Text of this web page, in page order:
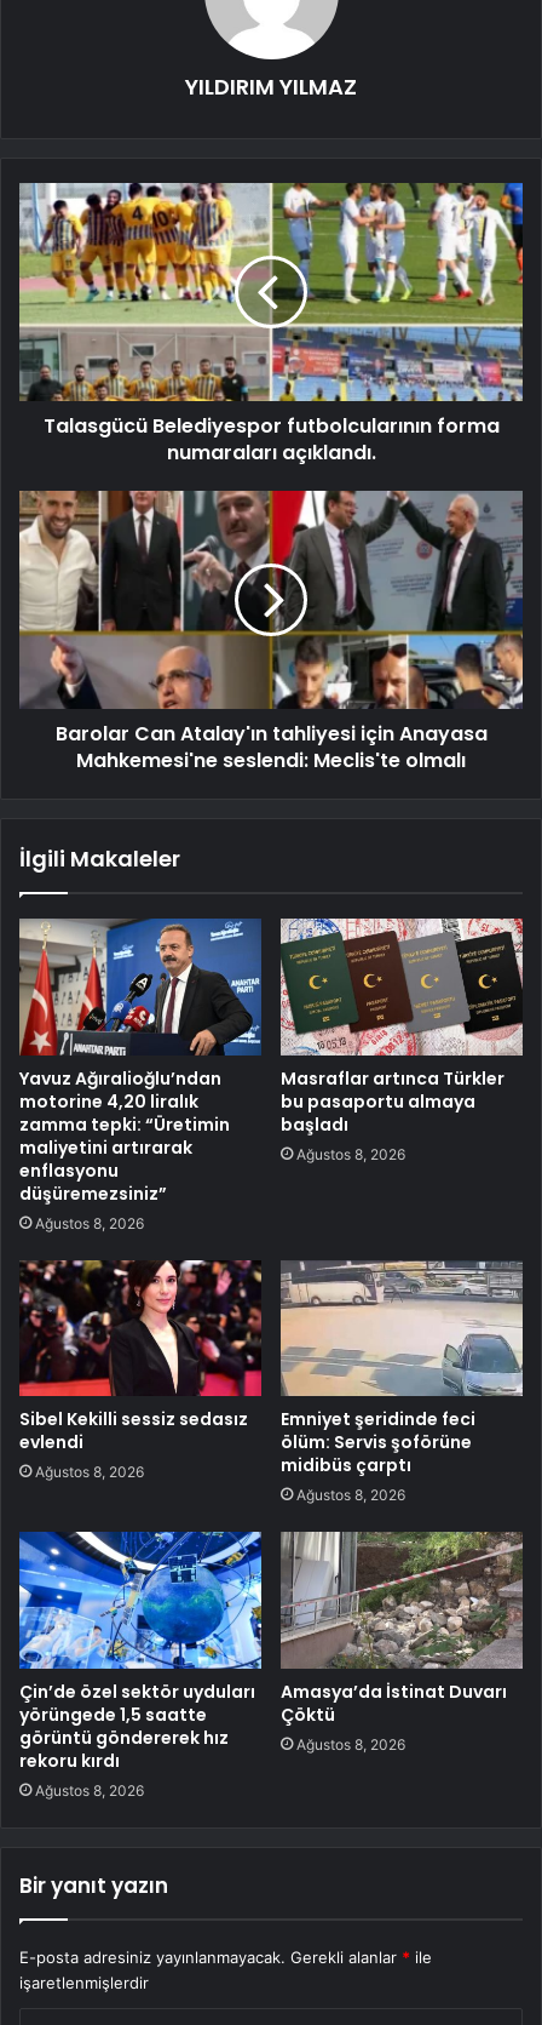
YILDIRIM YILMAZ
Talasgücü Belediyespor futbolcularının forma
numaraları açıklandı.
Barolar Can Atalay'ın tahliyesi için Anayasa
Mahkemesi'ne seslendi: Meclis'te olmalı
İlgili Makaleler
Yavuz Ağıralioğlu’ndan
motorine 4,20 liralık
zamma tepki: “Üretimin
maliyetini artırarak
enflasyonu
düşüremezsiniz”
Ağustos 8, 2026
Masraflar artınca Türkler
bu pasaportu almaya
başladı
Ağustos 8, 2026
Sibel Kekilli sessiz sedasız
evlendi
Ağustos 8, 2026
Emniyet şeridinde feci
ölüm: Servis şoförüne
midibüs çarptı
Ağustos 8, 2026
Çin’de özel sektör uyduları
yörüngede 1,5 saatte
görüntü göndererek hız
rekoru kırdı
Ağustos 8, 2026
Amasya’da İstinat Duvarı
Çöktü
Ağustos 8, 2026
Bir yanıt yazın
E-posta adresiniz yayınlanmayacak. Gerekli alanlar * ile
işaretlenmişlerdir